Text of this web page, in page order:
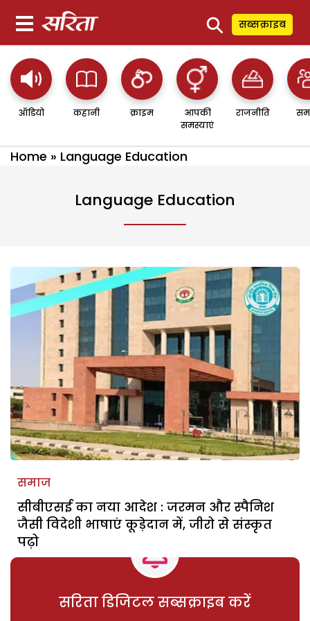
⚲ सब्सक्राइब
ऑडियो कहानी क्राइम
आपकी
समस्याएं
राजनीति
Home » Language Education
Language Education
समाज
सीबीएसई का नया आदेश : जरमन और स्पैनिश
जैसी विदेशी भाषाएं कूड़ेदान में, जीरो से संस्कृत
पढ़ो
सरिता डिजिटल सब्सक्राइब करें